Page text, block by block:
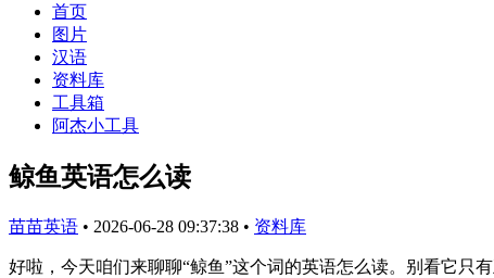
首页
图片
汉语
资料库
工具箱
阿杰小工具
鲸鱼英语怎么读
苗苗英语 • 2026-06-28 09:37:38 • 资料库
好啦，今天咱们来聊聊“鲸鱼”这个词的英语怎么读。别看它只